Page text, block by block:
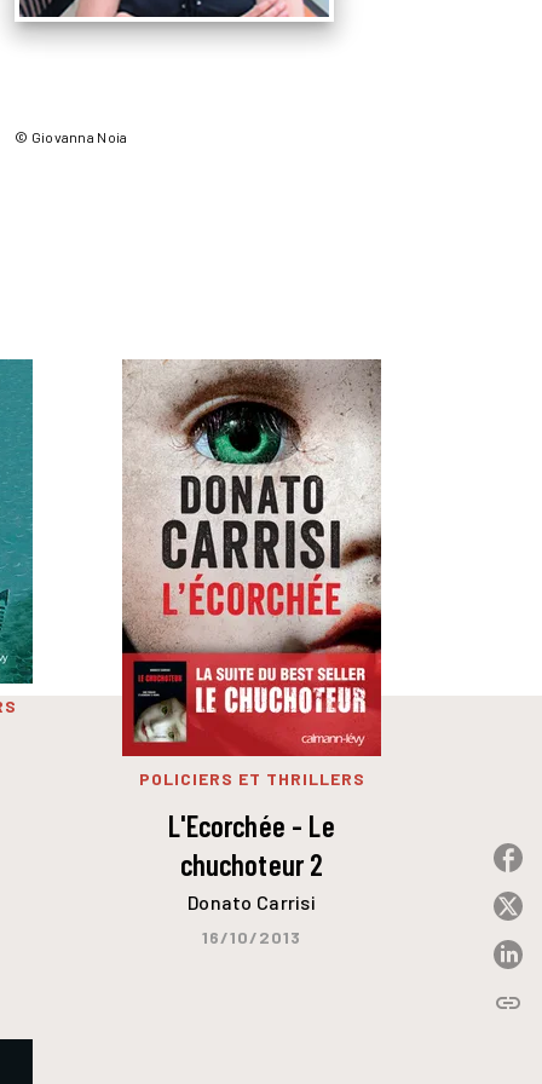
© Giovanna Noia
POLICIERS ET THRILLERS
L'Ecorchée - Le
chuchoteur 2
Donato Carrisi
16/10/2013
link